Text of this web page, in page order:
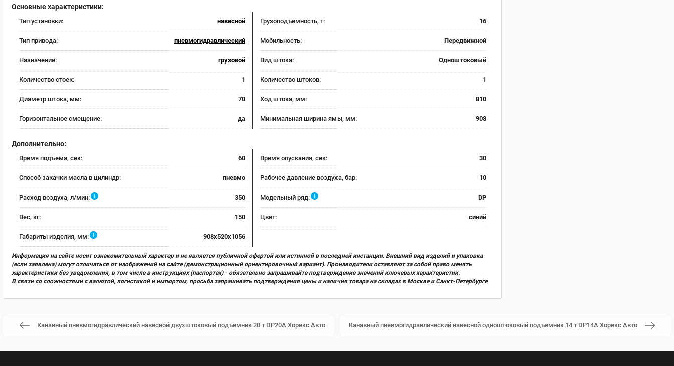
Основные характеристики:
Тип установки: навесной Грузоподъемность, т: 16
Тип привода: пневмогидравлический Мобильность: Передвижной
Назначение: грузовой Вид штока: Одноштоковый
Количество стоек: 1 Количество штоков: 1
Диаметр штока, мм: 70 Ход штока, мм: 810
Горизонтальное смещение: да Минимальная ширина ямы, мм: 908
Дополнительно:
Время подъема, сек: 60 Время опускания, сек: 30
Способ закачки масла в цилиндр: пневмо Рабочее давление воздуха, бар: 10
Расход воздуха, л/мин: i 350 Модельный ряд: i DP
Вес, кг: 150 Цвет: синий
Габариты изделия, мм: i 908х520х1056
Информация на сайте носит ознакомительный характер и не является публичной офертой или истинной в последней инстанции. Внешний вид изделий и упаковка
(если заявлена) могут отличаться от изображений на сайте (демонстрационный ориентировочный вариант). Производители оставляют за собой право менять
характеристики без уведомления, в том числе в инструкциях (паспортах) - обязательно запрашивайте подтверждение значений ключевых характеристик.
В связи со сложностями с валютой, логистикой и импортом, просьба запрашивать подтверждения цены и наличия товара на складах в Москве и Санкт-Петербурге
Канавный пневмогидравлический навесной двухштоковый подъемник 20 т DP20A Хорекс Авто Канавный пневмогидравлический навесной одноштоковый подъемник 14 т DP14A Хорекс Авто